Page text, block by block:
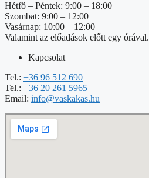
Hétfő – Péntek: 9:00 – 18:00
Szombat: 9:00 – 12:00
Vasárnap: 10:00 – 12:00
Valamint az előadások előtt egy órával.
Kapcsolat
Tel.: +36 96 512 690
Tel.: +36 20 261 5965
Email: info@vaskakas.hu